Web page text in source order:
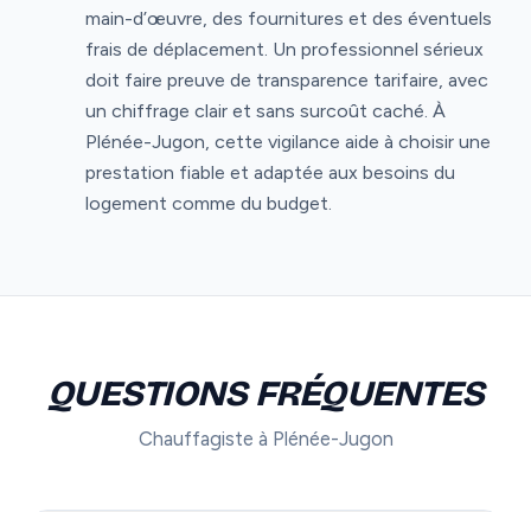
main-d’œuvre, des fournitures et des éventuels
frais de déplacement. Un professionnel sérieux
doit faire preuve de transparence tarifaire, avec
un chiffrage clair et sans surcoût caché. À
Plénée-Jugon, cette vigilance aide à choisir une
prestation fiable et adaptée aux besoins du
logement comme du budget.
QUESTIONS FRÉQUENTES
Chauffagiste à Plénée-Jugon